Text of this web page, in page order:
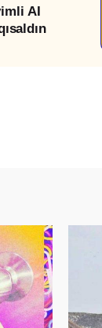
AI